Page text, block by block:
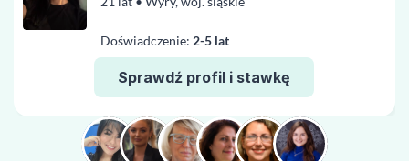
Doświadczenie: 2-5 lat
Sprawdź profil i stawkę